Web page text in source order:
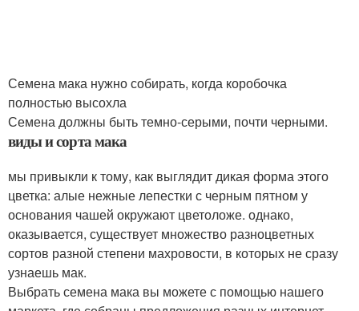
Семена мака нужно собирать, когда коробочка
полностью высохла
Семена должны быть темно-серыми, почти черными.
виды и сорта мака
мы привыкли к тому, как выглядит дикая форма этого
цветка: алые нежные лепестки с черным пятном у
основания чашей окружают цветоложе. однако,
оказывается, существует множество разноцветных
сортов разной степени махровости, в которых не сразу
узнаешь мак.
Выбрать семена мака вы можете с помощью нашего